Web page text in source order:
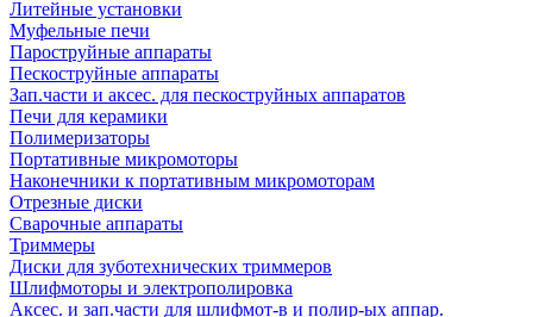
Литейные установки
Муфельные печи
Пароструйные аппараты
Пескоструйные аппараты
Зап.части и аксес. для пескоструйных аппаратов
Печи для керамики
Полимеризаторы
Портативные микромоторы
Наконечники к портативным микромоторам
Отрезные диски
Сварочные аппараты
Триммеры
Диски для зуботехнических триммеров
Шлифмоторы и электрополировка
Аксес. и зап.части для шлифмот-в и полир-ых аппар.